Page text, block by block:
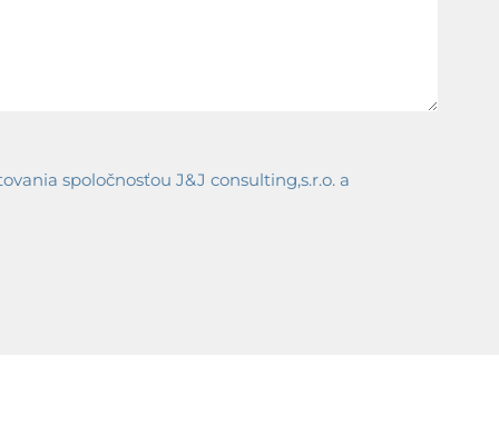
spoločnosťou J&J consulting,s.r.o. a